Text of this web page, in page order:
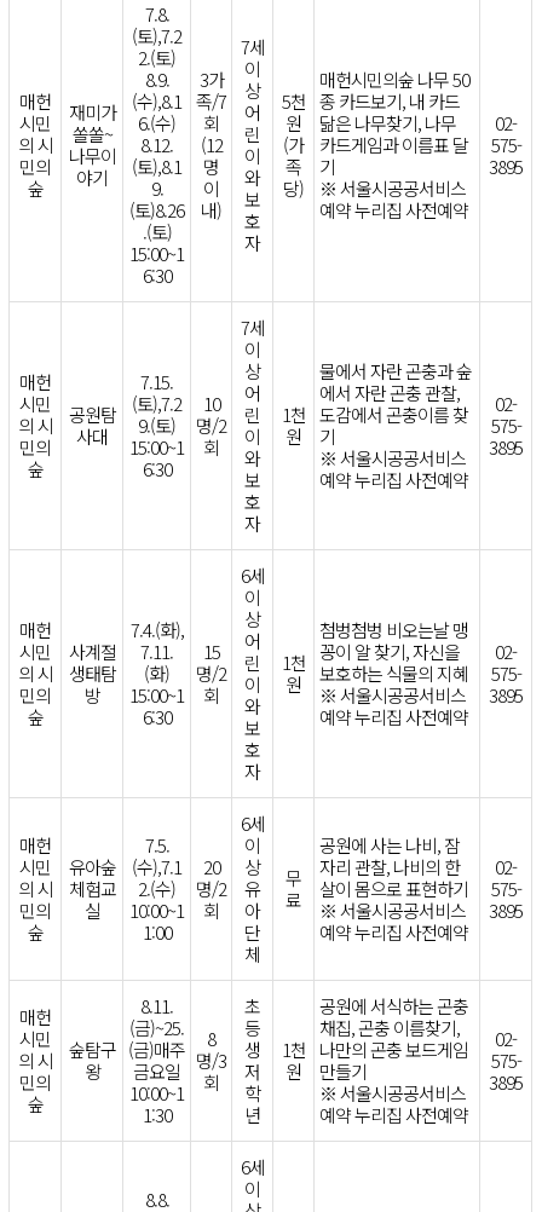
매헌
시민
의 시
민의
숲
재미가
쏠쏠~
나무이
야기
7.8.
(토),7.2
2.(토)
8.9.
(수),8.1
6.(수)
8.12.
(토),8.1
9.
(토)8.26
.(토)
15:00~1
6:30
3가
족/7
회
(12
명
이
내)
7세
이
상
어
린
이
와
보
호
자
5천
원
(가
족
당)
매헌시민의숲 나무 50
종 카드보기, 내 카드
닮은 나무찾기, 나무
카드게임과 이름표 달
기
※ 서울시공공서비스
예약 누리집 사전예약
02-
575-
3895
매헌
시민
의 시
민의
숲
공원탐
사대
7.15.
(토),7.2
9.(토)
15:00~1
6:30
10
명/2
회
7세
이
상
어
린
이
와
보
호
자
1천
원
물에서 자란 곤충과 숲
에서 자란 곤충 관찰,
도감에서 곤충이름 찾
기
※ 서울시공공서비스
예약 누리집 사전예약
02-
575-
3895
매헌
시민
의 시
민의
숲
사계절
생태탐
방
7.4.(화),
7.11.
(화)
15:00~1
6:30
15
명/2
회
6세
이
상
어
린
이
와
보
호
자
1천
원
첨벙첨벙 비오는날 맹
꽁이 알 찾기, 자신을
보호하는 식물의 지혜
※ 서울시공공서비스
예약 누리집 사전예약
02-
575-
3895
매헌
시민
의 시
민의
숲
유아숲
체험교
실
7.5.
(수),7.1
2.(수)
10:00~1
1:00
20
명/2
회
6세
이
상
유
아
단
체
무
료
공원에 사는 나비, 잠
자리 관찰, 나비의 한
살이 몸으로 표현하기
※ 서울시공공서비스
예약 누리집 사전예약
02-
575-
3895
매헌
시민
의 시
민의
숲
숲탐구
왕
8.11.
(금)~25.
(금)매주
금요일
10:00~1
1:30
8
명/3
회
초
등
생
저
학
년
1천
원
공원에 서식하는 곤충
채집, 곤충 이름찾기,
나만의 곤충 보드게임
만들기
※ 서울시공공서비스
예약 누리집 사전예약
02-
575-
3895
8.8.
6세
이